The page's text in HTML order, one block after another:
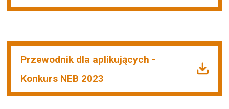
Przewodnik dla aplikujących -
Konkurs NEB 2023